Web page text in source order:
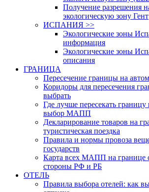
Получение разрешения
экологическую зону Гент
ИСПАНИЯ >>
Экологические зоны
информация
Экологические зоны
описания
ГРАНИЦА
Пересечение границы на
Коридоры для пересечения
выбрать
Где лучше пересекать границу
выбор МАПП
Декларирование товаров на
туристическая поездка
Правила и нормы провоза
государств
Карта всех МАПП на границе
стороны РФ и РБ
ОТЕЛЬ
Правила выбора отелей: как